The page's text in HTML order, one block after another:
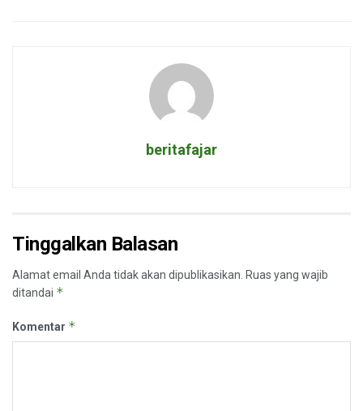
beritafajar
Tinggalkan Balasan
Alamat email Anda tidak akan dipublikasikan. Ruas yang wajib
ditandai *
Komentar *